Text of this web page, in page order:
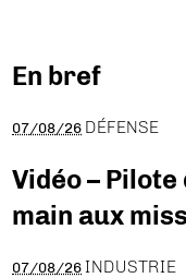
En bref
07/08/26 DÉFENSE
Vidéo –
main aux
07/08/26 INDUSTRIE